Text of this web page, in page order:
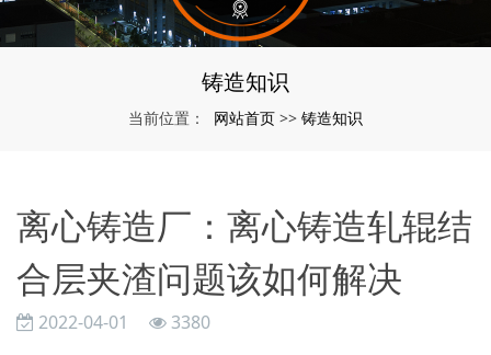
铸造知识
当前位置： 网站首页 >> 铸造知识
离心铸造厂：离心铸造轧辊结
合层夹渣问题该如何解决
2022-04-01 3380